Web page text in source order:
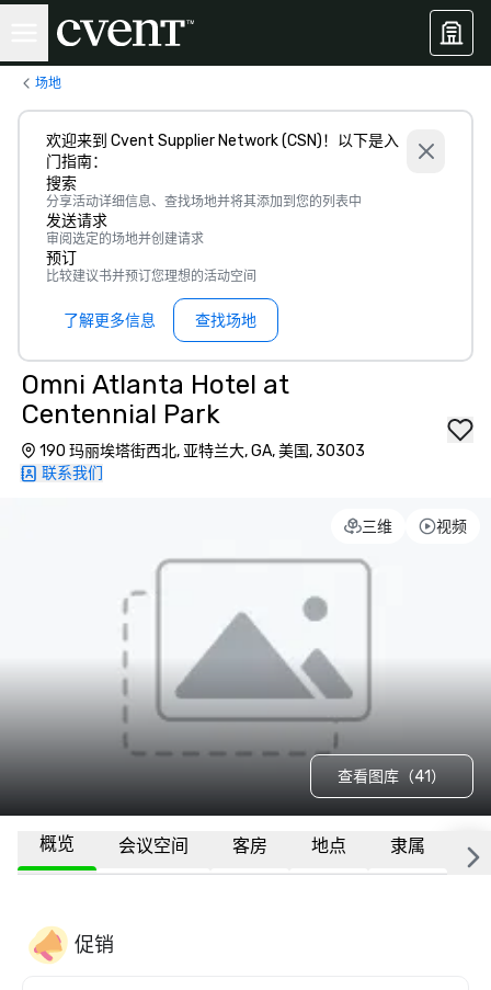
场地
欢迎来到 Cvent Supplier Network (CSN)！以下是入
门指南：
搜索
分享活动详细信息、查找场地并将其添加到您的列表中
发送请求
审阅选定的场地并创建请求
预订
比较建议书并预订您理想的活动空间
了解更多信息 查找场地
Omni Atlanta Hotel at
Centennial Park
190 玛丽埃塔街西北, 亚特兰大, GA, 美国, 30303
联系我们
三维 视频
查看图库（41）
概览 会议空间 客房 地点 隶属 更
促销